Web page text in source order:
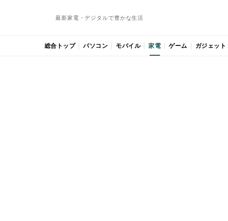
最新家電・デジタルで豊かな生活
総合トップ パソコン モバイル 家電 ゲーム ガジェット